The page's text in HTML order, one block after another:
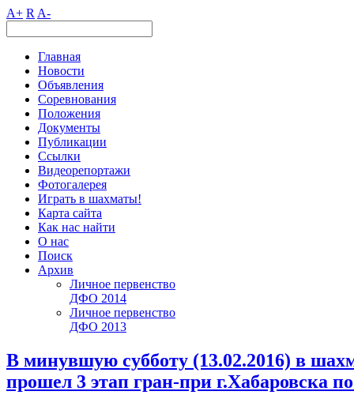
A+ R A-
Главная
Новости
Объявления
Соревнования
Положения
Документы
Публикации
Ссылки
Видеорепортажи
Фотогалерея
Играть в шахматы!
Карта сайта
Как нас найти
О нас
Поиск
Архив
Личное первенство
ДФО 2014
Личное первенство
ДФО 2013
В минувшую субботу (13.02.2016) в
прошел 3 этап гран-при г.Хабаровска